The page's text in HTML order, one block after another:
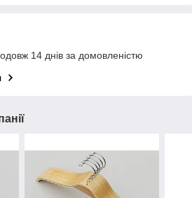
14 днів за домовленістю